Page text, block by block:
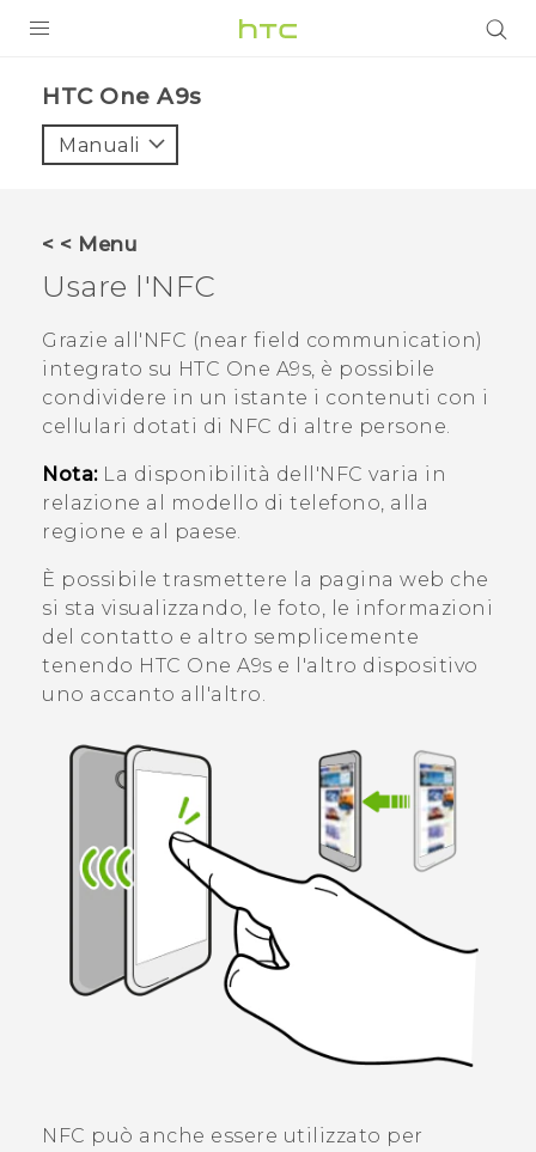
VIVE
ASSISTENZA
Accessori e dispositivi HTC
Accesso
HTC One A9s‎
Manuali
< < Menu
Usare l'NFC
Grazie all'NFC (near field communication)
integrato su HTC One A9s, è possibile
condividere in un istante i contenuti con i
cellulari dotati di NFC di altre persone.
Nota:La disponibilità dell'NFC varia in
relazione al modello di telefono, alla
regione e al paese.
È possibile trasmettere la pagina web che
si sta visualizzando, le foto, le informazioni
del contatto e altro semplicemente
tenendo HTC One A9s e l'altro dispositivo
uno accanto all'altro.
NFC può anche essere utilizzato per